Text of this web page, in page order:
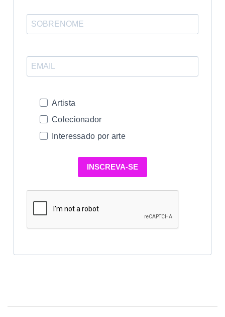
Artista
Colecionador
Interessado por arte
INSCREVA-SE